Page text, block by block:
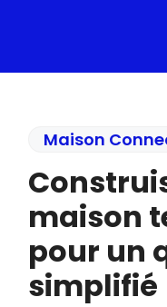
Maison
maison
pour un
simplifié